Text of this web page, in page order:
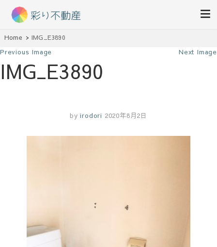
彩り不動産
Home IMG_E3890
Previous Image Next Image
IMG_E3890
by irodori 2020年8月2日